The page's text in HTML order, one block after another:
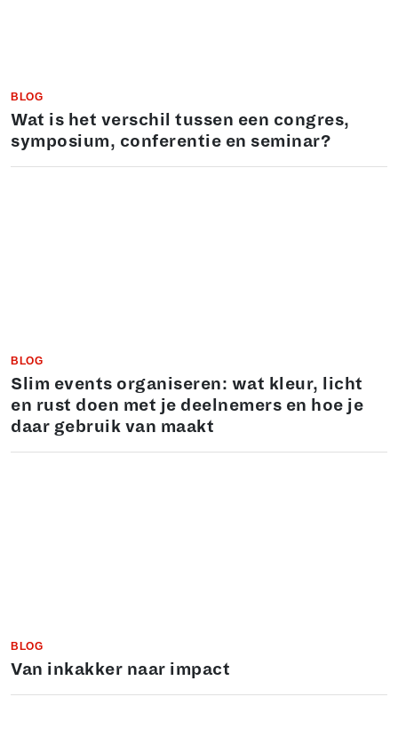
BLOG
Wat is het verschil tussen een congres,
symposium, conferentie en seminar?
BLOG
Slim events organiseren: wat kleur, licht
en rust doen met je deelnemers en hoe je
daar gebruik van maakt
BLOG
Van inkakker naar impact